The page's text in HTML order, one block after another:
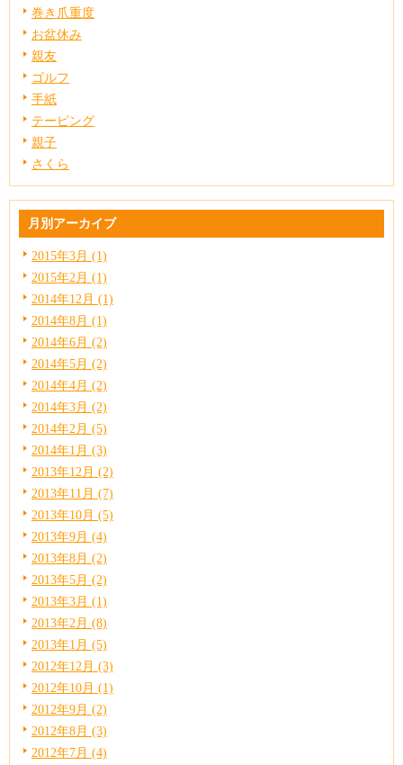
巻き爪重度
お盆休み
親友
ゴルフ
手紙
テーピング
親子
さくら
月別アーカイブ
2015年3月 (1)
2015年2月 (1)
2014年12月 (1)
2014年8月 (1)
2014年6月 (2)
2014年5月 (2)
2014年4月 (2)
2014年3月 (2)
2014年2月 (5)
2014年1月 (3)
2013年12月 (2)
2013年11月 (7)
2013年10月 (5)
2013年9月 (4)
2013年8月 (2)
2013年5月 (2)
2013年3月 (1)
2013年2月 (8)
2013年1月 (5)
2012年12月 (3)
2012年10月 (1)
2012年9月 (2)
2012年8月 (3)
2012年7月 (4)